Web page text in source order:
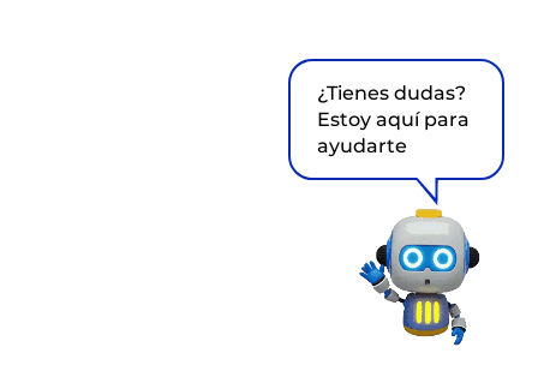
¿Tienes dudas?
Estoy aquí para
ayudarte